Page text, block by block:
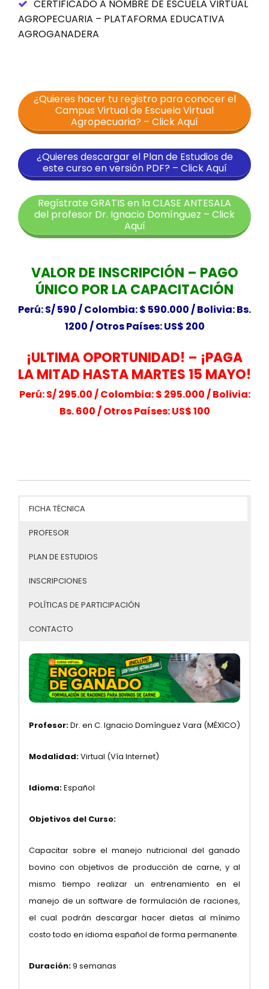
CERTIFICADO A NOMBRE DE ESCUELA VIRTUAL
AGROPECUARIA – PLATAFORMA EDUCATIVA
AGROGANADERA
¿Quieres hacer tu registro para conocer el
Campus Virtual de Escuela Virtual
Agropecuaria? – Click Aquí
¿Quieres descargar el Plan de Estudios de
este curso en versión PDF? – Click Aquí
Regístrate GRATIS en la CLASE ANTESALA
del profesor Dr. Ignacio Domínguez – Click
Aquí
VALOR DE INSCRIPCIÓN – PAGO
ÚNICO POR LA CAPACITACIÓN
Perú: S/ 590 /Colombia: $ 590.000 / Bolivia: Bs.
1200 /Otros Países: US$ 200
¡ULTIMA OPORTUNIDAD! – ¡PAGA
LA MITAD HASTA MARTES 15 MAYO!
Perú: S/ 295.00 /Colombia: $ 295.000 / Bolivia:
Bs. 600 /Otros Países: US$ 100
FICHA TÉCNICA
PROFESOR
PLAN DE ESTUDIOS
INSCRIPCIONES
POLÍTICAS DE PARTICIPACIÓN
CONTACTO
Profesor:Dr. en C. Ignacio Domínguez Vara (MÉXICO)
Modalidad:Virtual (Vía Internet)
Idioma:Español
Objetivos del Curso:
Capacitar sobre el manejo nutricional del ganado
bovino con objetivos de producción de carne, y al
mismo tiempo realizar un entrenamiento en el
manejo de un software de formulación de raciones,
el cual podrán descargar hacer dietas al mínimo
costo todo en idioma español de forma permanente.
Duración:9 semanas